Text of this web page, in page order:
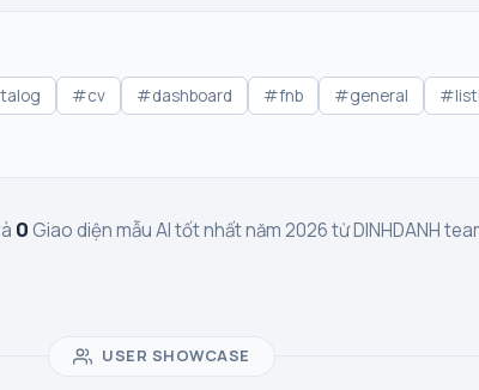
#cv #dashboard #fnb #general
0 Giao diện mẫu AI tốt nhất năm 2026 từ DINHDANH
USER SHOWCASE